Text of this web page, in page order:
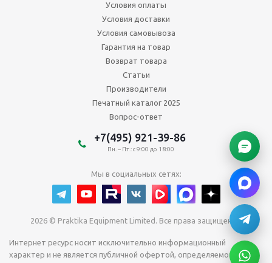
Условия оплаты
Условия доставки
Условия самовывоза
Гарантия на товар
Возврат товара
Статьи
Производители
Печатный каталог 2025
Вопрос-ответ
+7(495) 921-39-86
Пн. – Пт.: с 9:00 до 18:00
Мы в социальных сетях:
2026 © Praktika Equipment Limited. Все права защищены.
Интернет ресурс носит исключительно информационный
характер и не является публичной офертой, определяемой